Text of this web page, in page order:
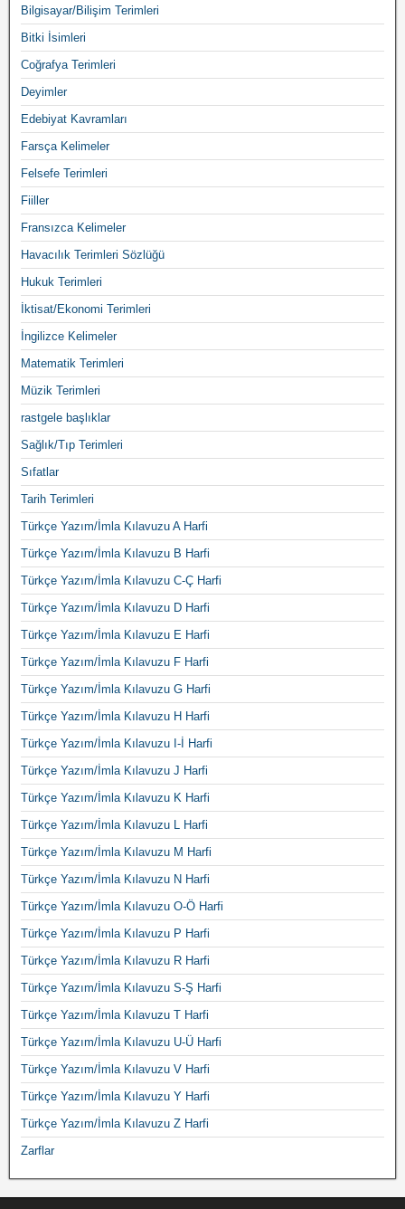
Bilgisayar/Bilişim Terimleri
Bitki İsimleri
Coğrafya Terimleri
Deyimler
Edebiyat Kavramları
Farsça Kelimeler
Felsefe Terimleri
Fiiller
Fransızca Kelimeler
Havacılık Terimleri Sözlüğü
Hukuk Terimleri
İktisat/Ekonomi Terimleri
İngilizce Kelimeler
Matematik Terimleri
Müzik Terimleri
rastgele başlıklar
Sağlık/Tıp Terimleri
Sıfatlar
Tarih Terimleri
Türkçe Yazım/İmla Kılavuzu A Harfi
Türkçe Yazım/İmla Kılavuzu B Harfi
Türkçe Yazım/İmla Kılavuzu C-Ç Harfi
Türkçe Yazım/İmla Kılavuzu D Harfi
Türkçe Yazım/İmla Kılavuzu E Harfi
Türkçe Yazım/İmla Kılavuzu F Harfi
Türkçe Yazım/İmla Kılavuzu G Harfi
Türkçe Yazım/İmla Kılavuzu H Harfi
Türkçe Yazım/İmla Kılavuzu I-İ Harfi
Türkçe Yazım/İmla Kılavuzu J Harfi
Türkçe Yazım/İmla Kılavuzu K Harfi
Türkçe Yazım/İmla Kılavuzu L Harfi
Türkçe Yazım/İmla Kılavuzu M Harfi
Türkçe Yazım/İmla Kılavuzu N Harfi
Türkçe Yazım/İmla Kılavuzu O-Ö Harfi
Türkçe Yazım/İmla Kılavuzu P Harfi
Türkçe Yazım/İmla Kılavuzu R Harfi
Türkçe Yazım/İmla Kılavuzu S-Ş Harfi
Türkçe Yazım/İmla Kılavuzu T Harfi
Türkçe Yazım/İmla Kılavuzu U-Ü Harfi
Türkçe Yazım/İmla Kılavuzu V Harfi
Türkçe Yazım/İmla Kılavuzu Y Harfi
Türkçe Yazım/İmla Kılavuzu Z Harfi
Zarflar